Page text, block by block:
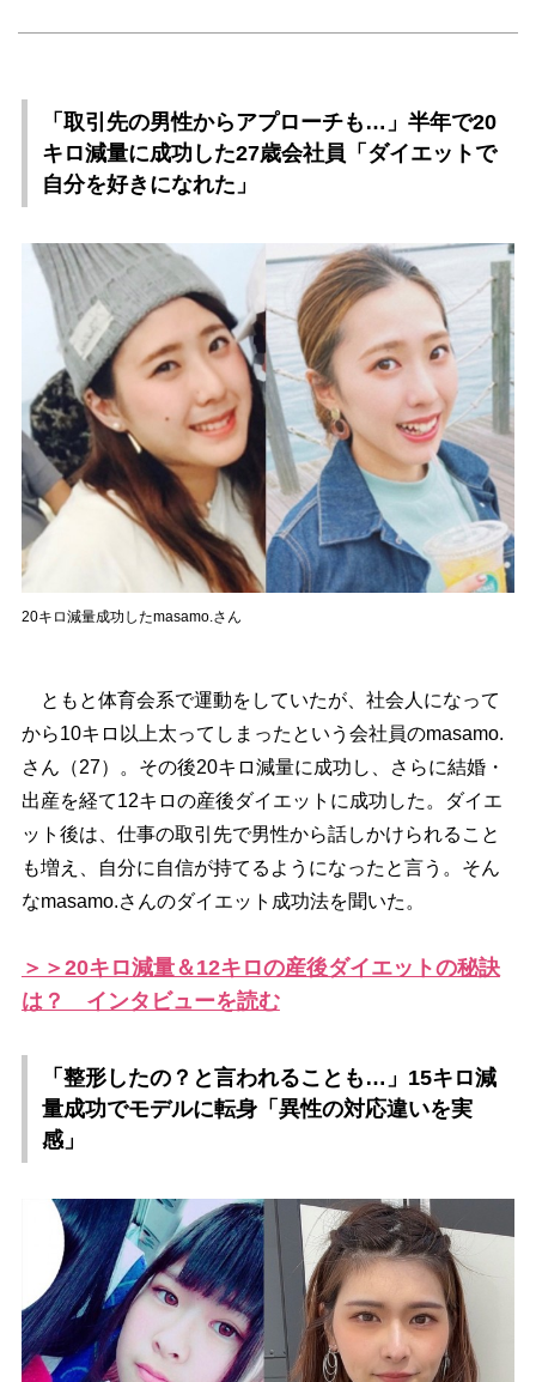
「取引先の男性からアプローチも…」半年で20
キロ減量に成功した27歳会社員「ダイエットで
自分を好きになれた」
20キロ減量成功したmasamo.さん
ともと体育会系で運動をしていたが、社会人になって
から10キロ以上太ってしまったという会社員のmasamo.
さん（27）。その後20キロ減量に成功し、さらに結婚・
出産を経て12キロの産後ダイエットに成功した。ダイエ
ット後は、仕事の取引先で男性から話しかけられること
も増え、自分に自信が持てるようになったと言う。そん
なmasamo.さんのダイエット成功法を聞いた。
＞＞20キロ減量＆12キロの産後ダイエットの秘訣
は？ インタビューを読む
「整形したの？と言われることも…」15キロ減
量成功でモデルに転身「異性の対応違いを実
感」